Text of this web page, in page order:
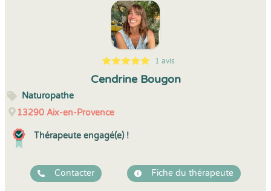
5
1
5
1 1 avis
Cendrine Bougon
Naturopathe
13290 Aix-en-Provence
Thérapeute engagé(e) !
Contacter Fiche du thérapeute